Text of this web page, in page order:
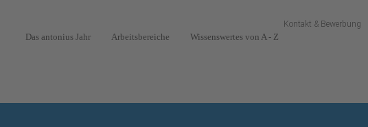
Kontakt & Bewerbung
Navigation
Das antonius Jahr Arbeitsbereiche Wissenswertes von A - Z